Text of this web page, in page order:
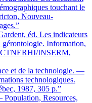
touchant le
Nouveau-
”
éd. Les indicateurs
Information,
CTNERHI/INSERM,
et de la technologie. —
technologiques.
1987, 305 p.”
Resources,